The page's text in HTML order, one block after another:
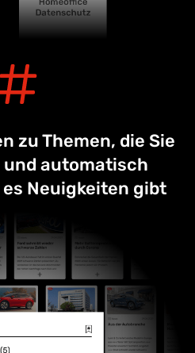
zu Themen, die Sie
automatisch
Neuigkeiten gibt